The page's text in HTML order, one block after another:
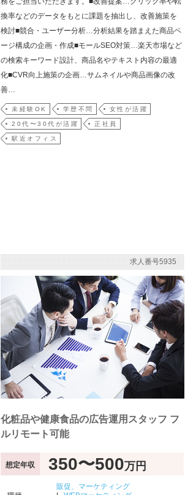
換率などのデータをもとに課題を抽出し、改善施策を
検討■競合・ユーザー分析…分析結果を踏まえた商品ペ
ージ構成の企画・作成■モールSEO対策…楽天市場など
の検索キーワード設計、商品名やテキスト内容の最適
化■CVR向上施策の企画…サムネイルや商品画像の改
善…
未経験OK 学歴不問 女性が活躍
20代〜30代が活躍 正社員
駅近オフィス
求人番号5935
化粧品や健康食品の広告運用スタッフ フ
ルリモート可能
想定年収 350〜500万円
販促、マーケティング